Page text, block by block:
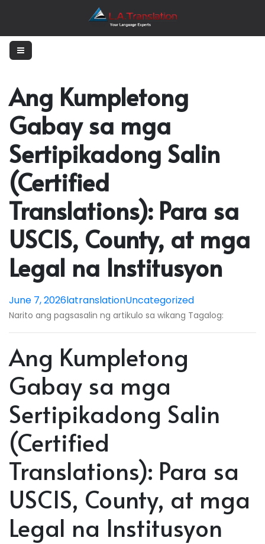
Ang Kumpletong
Gabay sa mga
Sertipikadong Salin
(Certified
Translations): Para sa
USCIS, County, at mga
Legal na Institusyon
June 7, 2026latranslationUncategorized
Narito ang pagsasalin ng artikulo sa wikang Tagalog:
Ang Kumpletong
Gabay sa mga
Sertipikadong Salin
(Certified
Translations): Para sa
USCIS, County, at mga
Legal na Institusyon